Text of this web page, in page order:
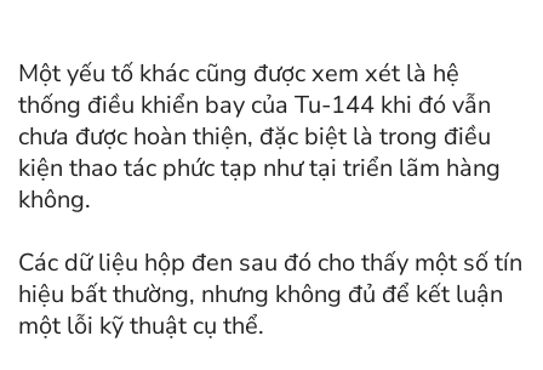
Một yếu tố khác cũng được xem xét là hệ
thống điều khiển bay của Tu-144 khi đó vẫn
chưa được hoàn thiện, đặc biệt là trong điều
kiện thao tác phức tạp như tại triển lãm hàng
không.
Các dữ liệu hộp đen sau đó cho thấy một số tín
hiệu bất thường, nhưng không đủ để kết luận
một lỗi kỹ thuật cụ thể.